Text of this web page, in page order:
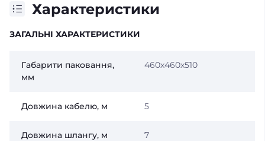
Характеристики
ЗАГАЛЬНІ ХАРАКТЕРИСТИКИ
Габарити паковання,
мм
460х460х510
Довжина кабелю, м 5
Довжина шлангу, м 7